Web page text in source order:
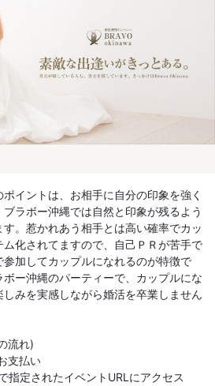
イントは、お相手に自分の印象を強く
ラボー沖縄では自然と印象が残るよう
。惹かれあう相手とは高い確率でカッ
化されてますので、自己ＰＲが苦手で
加してカップルになれるのが特徴で
ー沖縄のパーティーで、カップルにな
みを実感しながら婚活を卒業しません
流れ)
支払い
定されたイベントURLにアクセス